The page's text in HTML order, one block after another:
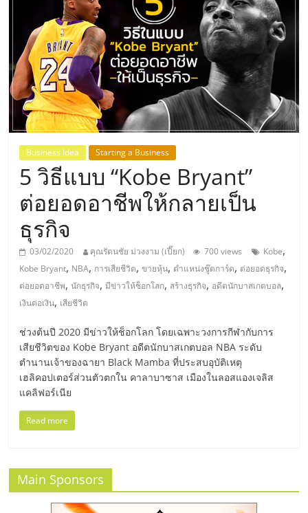
ประเทศไทย,
ThaiSMEsCenter,
รวม
ธุรกิจ
เอ
ส
เอ็
มอี
ไทย,
SMEs,
แฟ
ไชส์,
Business Idea Starting a Business
5 วิธีแบบ “Kobe Bryant”
ต่อยอดอาชีพให้กลายเป็น
ธุรกิจ
03/02/2020 คุณรัตนชัย ม่วงงาม (เปี๊ยก) 700 views Kobe,
Kobe Bryant, NBA, การเสียชีวิต,ขายหุ้น, ตำแหน่งชู๊ตการ์ด, ต่อยอดธุรกิจ,
ต่อยอดอาชีพ,นักธุรกิจ,มีข่าวให้ช็อกโลก, สร้างธุรกิจ, อดีตนักบาสเกตบอล,
เงินต่อเงิน, เสียชีวิต
ช่วงต้นปี 2020 มีข่าวให้ช็อกโลก โดยเฉพาะวงการกีฬากับการ
เสียชีวิตของ Kobe Bryant อดีตนักบาสเกตบอล NBA ระดับ
ตำนานเจ้าของฉายา Black Mamba ที่ประสบอุบัติเหตุ
เฮลิคอปเตอร์ส่วนตัวตกใน คาลาบาซาส เมืองในลอสแองเจลิส
แคลิฟอร์เนีย
Read more
Main Sponsors